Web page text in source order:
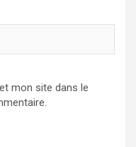
mon site dans le